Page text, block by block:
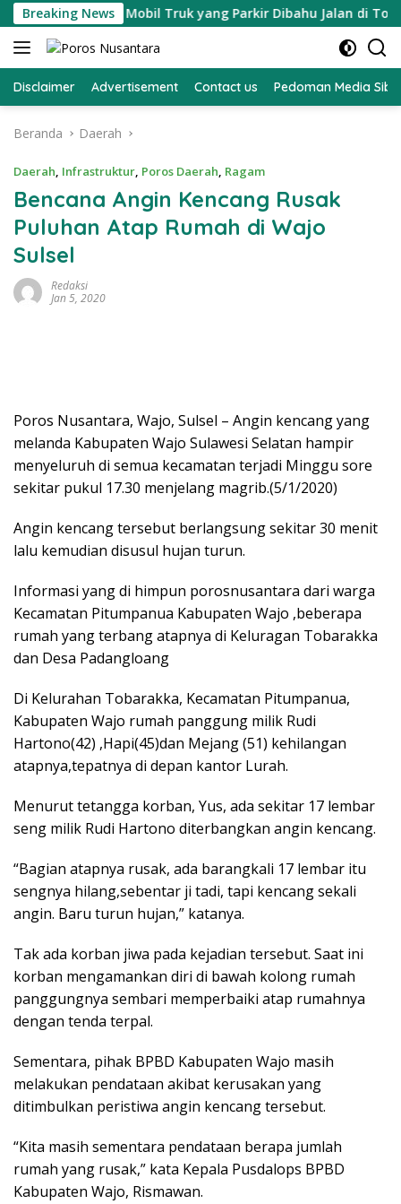
Langsung
ke
konten
Breaking News
Terhadap Mobil Truk yang Parkir Dibahu Jalan di Tol CSI
Disclaimer Advertisement Contact us Pedoman Media
Beranda Daerah
Daerah, Infrastruktur, Poros Daerah, Ragam
Bencana Angin Kencang Rusak
Puluhan Atap Rumah di Wajo
Sulsel
Redaksi
Jan 5, 2020
Poros Nusantara, Wajo, Sulsel – Angin kencang yang
melanda Kabupaten Wajo Sulawesi Selatan hampir
menyeluruh di semua kecamatan terjadi Minggu sore
sekitar pukul 17.30 menjelang magrib.(5/1/2020)
Angin kencang tersebut berlangsung sekitar 30 menit
lalu kemudian disusul hujan turun.
Informasi yang di himpun porosnusantara dari warga
Kecamatan Pitumpanua Kabupaten Wajo ,beberapa
rumah yang terbang atapnya di Keluragan Tobarakka
dan Desa Padangloang
Di Kelurahan Tobarakka, Kecamatan Pitumpanua,
Kabupaten Wajo rumah panggung milik Rudi
Hartono(42) ,Hapi(45)dan Mejang (51) kehilangan
atapnya,tepatnya di depan kantor Lurah.
Menurut tetangga korban, Yus, ada sekitar 17 lembar
seng milik Rudi Hartono diterbangkan angin kencang.
“Bagian atapnya rusak, ada barangkali 17 lembar itu
sengnya hilang,sebentar ji tadi, tapi kencang sekali
angin. Baru turun hujan,” katanya.
Tak ada korban jiwa pada kejadian tersebut. Saat ini
korban mengamankan diri di bawah kolong rumah
panggungnya sembari memperbaiki atap rumahnya
dengan tenda terpal.
Sementara, pihak BPBD Kabupaten Wajo masih
melakukan pendataan akibat kerusakan yang
ditimbulkan peristiwa angin kencang tersebut.
“Kita masih sementara pendataan berapa jumlah
rumah yang rusak,” kata Kepala Pusdalops BPBD
Kabupaten Wajo, Rismawan.